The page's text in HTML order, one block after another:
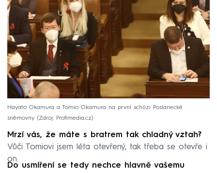
Hayato Okamura a Tomio Okamura na první schůzi Poslanecké
sněmovny
Zdroj: Profimedia.cz
Mrzí vás, že máte s bratrem tak chladný vztah?
Vůči Tomiovi jsem léta otevřený, tak třeba se otevře i
on.
Do usmíření se tedy nechce hlavně vašemu